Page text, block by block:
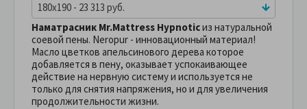
180x190 - 23 313 руб.
Наматрасник Mr.Mattress Hypnoticиз натуральной
соевой пены. Neropur - инновационный материал!
Масло цветков апельсинового дерева которое
добавляется в пену, оказывает успокаивающее
действие на нервную систему и используется не
только для снятия напряжения, но и для увеличения
продолжительности жизни.